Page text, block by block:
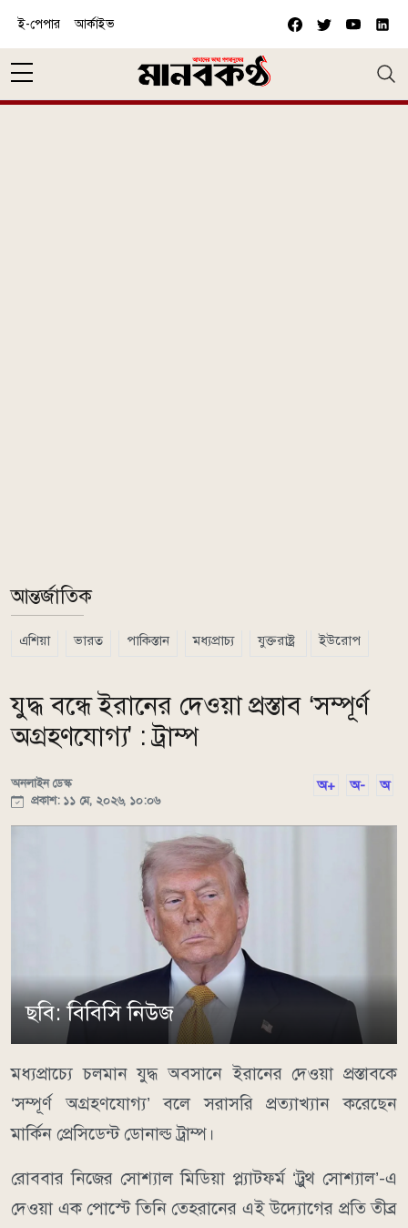
ই-পেপার আর্কাইভ
আন্তর্জাতিক
এশিয়া ভারত পাকিস্তান মধ্যপ্রাচ্য যুক্তরাষ্ট্র ইউরোপ
যুদ্ধ বন্ধে ইরানের দেওয়া প্রস্তাব ‘সম্পূর্ণ
অগ্রহণযোগ্য' : ট্রাম্প
অনলাইন ডেস্ক
প্রকাশ: ১১ মে, ২০২৬, ১০:০৬
অ+ অ- অ
ছবি: বিবিসি নিউজ
মধ্যপ্রাচ্যে চলমান যুদ্ধ অবসানে ইরানের দেওয়া প্রস্তাবকে
‘সম্পূর্ণ অগ্রহণযোগ্য’ বলে সরাসরি প্রত্যাখ্যান করেছেন
মার্কিন প্রেসিডেন্ট ডোনাল্ড ট্রাম্প।
রোববার নিজের সোশ্যাল মিডিয়া প্ল্যাটফর্ম ‘ট্রুথ সোশ্যাল’-এ
দেওয়া এক পোস্টে তিনি তেহরানের এই উদ্যোগের প্রতি তীব্র